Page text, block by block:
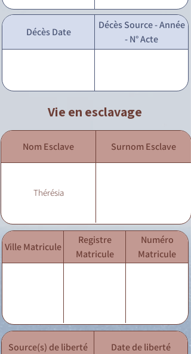
Décès Date
Décès Source - Année
- N° Acte
Vie en esclavage
Nom Esclave Surnom Esclave
Thérésia
Ville Matricule
Registre
Matricule
Numéro
Matricule
Source(s) de liberté Date de liberté